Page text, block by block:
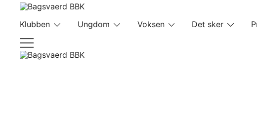
Bagsvaerd BBK
Klubben Ungdom Voksen Det sker